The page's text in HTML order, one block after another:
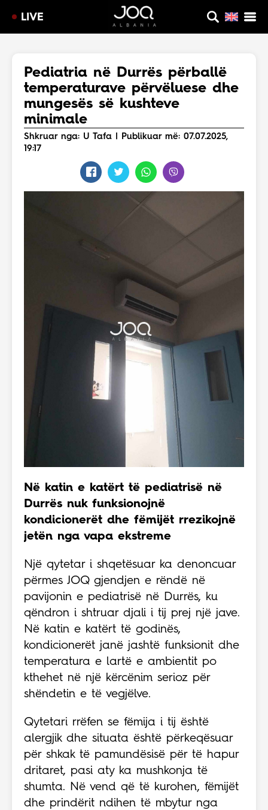
LIVE
Pediatria në Durrës përballë
temperaturave përvëluese dhe
mungesës së kushteve
minimale
Shkruar nga: U Tafa | Publikuar më: 07.07.2025,
19:17
Në katin e katërt të pediatrisë në
Durrës nuk funksionojnë
kondicionerët dhe fëmijët rrezikojnë
jetën nga vapa ekstreme
Një qytetar i shqetësuar ka denoncuar
përmes JOQ gjendjen e rëndë në
pavijonin e pediatrisë në Durrës, ku
qëndron i shtruar djali i tij prej një jave.
Në katin e katërt të godinës,
kondicionerët janë jashtë funksionit dhe
temperatura e lartë e ambientit po
kthehet në një kërcënim serioz për
shëndetin e të vegjëlve.
Qytetari rrëfen se fëmija i tij është
alergjik dhe situata është përkeqësuar
për shkak të pamundësisë për të hapur
dritaret, pasi aty ka mushkonja të
shumta. Në vend që të kurohen, fëmijët
dhe prindërit ndihen të mbytur nga